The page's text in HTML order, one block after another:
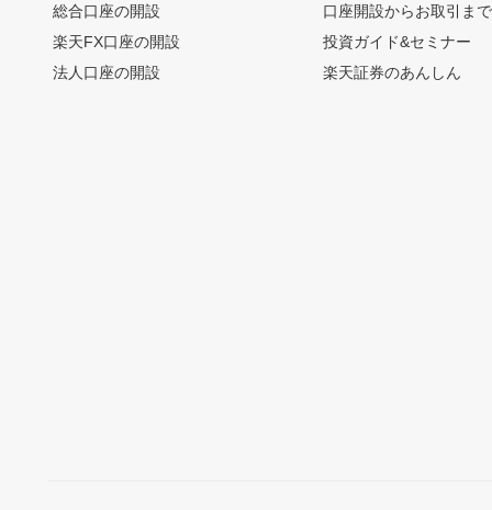
総合口座の開設
楽天FX口座の開設
法人口座の開設
口座開設からお取引ま
投資ガイド&セミナー
楽天証券のあんしん